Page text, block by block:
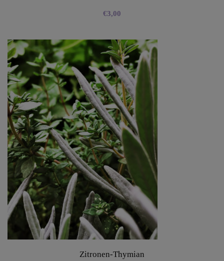
€3,00
Zitronen-Thymian